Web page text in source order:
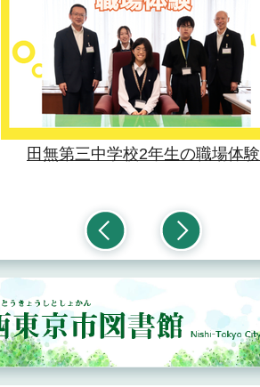
田無第三中学校2年生の職場体験